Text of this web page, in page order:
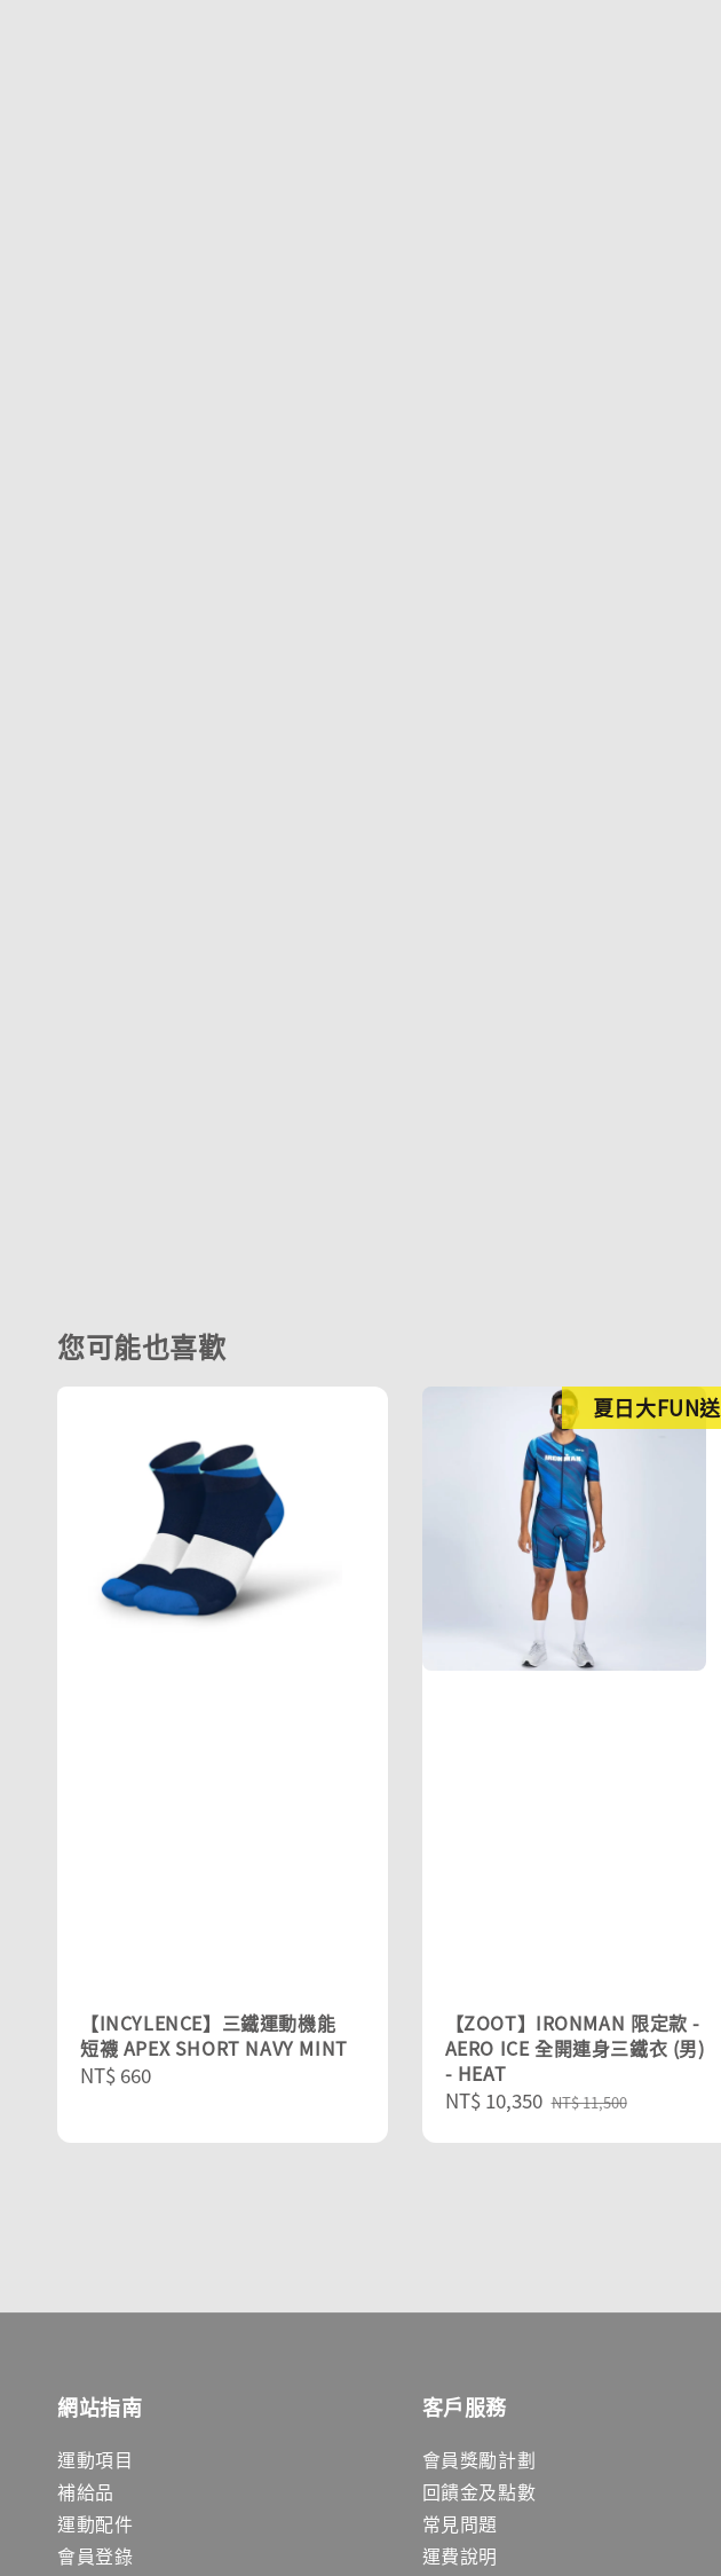
您可能也喜歡
【INCYLENCE】三鐵運動機能
短襪 APEX SHORT NAVY MINT
Regular
NT$ 660
夏日大FUN送
【ZOOT】IRONMAN 限定款 -
AERO ICE 全開連身三鐵衣 (男)
- HEAT
Sale
NT$ 10,350 Regular
NT$ 11,500
網站指南
運動項目
補給品
運動配件
會員登錄
客戶服務
會員獎勵計劃
回饋金及點數
常見問題
運費說明